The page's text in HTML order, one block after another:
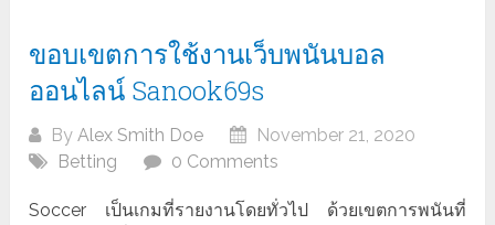
ขอบเขตการใช้งานเว็บพนันบอล
ออนไลน์ Sanook69s
ByAlex Smith Doe
November 21, 2020
Betting
0 Comments
Soccer เป็นเกมที่รายงานโดยทั่วไป ด้วยเขตการพนันที่